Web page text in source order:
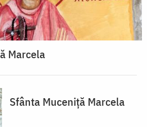
Marcela
Sfânta Muceniță Marcela